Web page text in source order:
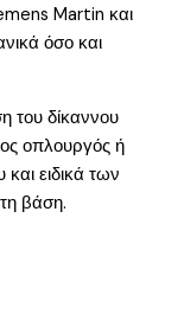
Martin και
όσο και
του δίκαννου
οπλουργός ή
ειδικά των
βάση.